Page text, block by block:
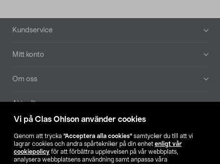
Vi på Clas Ohlson använder cookies
Genom att trycka ”Acceptera alla cookies” samtycker du till att vi
lagrar cookies och andra spårtekniker på din enhet enligt vår
cookiepolicy för att förbättra upplevelsen på vår webbplats,
analysera webbplatsens användning samt anpassa våra
Sidfot
Kundservice
Mitt konto
Om oss
Aktuellt
Hitta butik